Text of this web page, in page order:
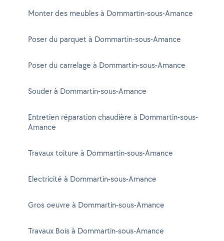
Monter des meubles à Dommartin-sous-Amance
Poser du parquet à Dommartin-sous-Amance
Poser du carrelage à Dommartin-sous-Amance
Souder à Dommartin-sous-Amance
Entretien réparation chaudière à Dommartin-sous-
Amance
Travaux toiture à Dommartin-sous-Amance
Electricité à Dommartin-sous-Amance
Gros oeuvre à Dommartin-sous-Amance
Travaux Bois à Dommartin-sous-Amance